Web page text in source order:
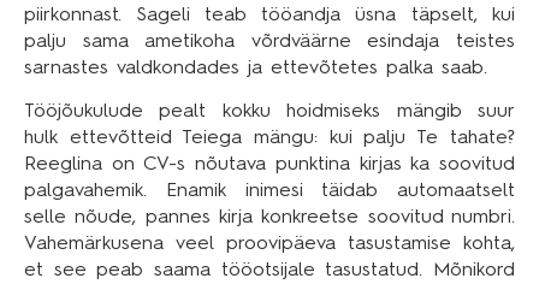
piirkonnast. Sageli teab tööandja üsna täpselt, kui
palju sama ametikoha võrdväärne esindaja teistes
sarnastes valdkondades ja ettevõtetes palka saab.
Tööjõukulude pealt kokku hoidmiseks mängib suur
hulk ettevõtteid Teiega mängu: kui palju Te tahate?
Reeglina on CV-s nõutava punktina kirjas ka soovitud
palgavahemik. Enamik inimesi täidab automaatselt
selle nõude, pannes kirja konkreetse soovitud numbri.
Vahemärkusena veel proovipäeva tasustamise kohta,
et see peab saama tööotsijale tasustatud. Mõnikord